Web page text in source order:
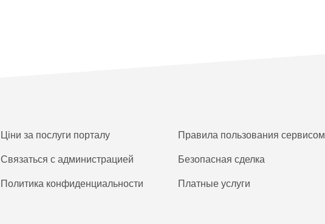
Ціни за послуги порталу
Связаться с администрацией
Политика конфиденциальности
Правила пользования сервисом
Безопасная сделка
Платные услуги